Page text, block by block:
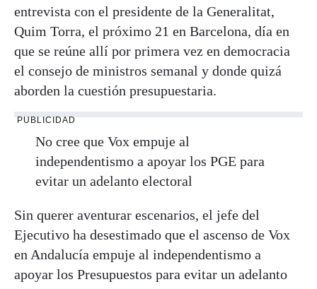
entrevista con el presidente de la Generalitat,
Quim Torra, el próximo 21 en Barcelona, día en
que se reúne allí por primera vez en democracia
el consejo de ministros semanal y donde quizá
aborden la cuestión presupuestaria.
PUBLICIDAD
No cree que Vox empuje al
independentismo a apoyar los PGE para
evitar un adelanto electoral
Sin querer aventurar escenarios, el jefe del
Ejecutivo ha desestimado que el ascenso de Vox
en Andalucía empuje al independentismo a
apoyar los Presupuestos para evitar un adelanto